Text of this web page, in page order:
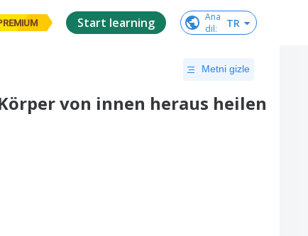
Start learning
Ana
dil: TR
Metni gizle
von innen heraus heilen